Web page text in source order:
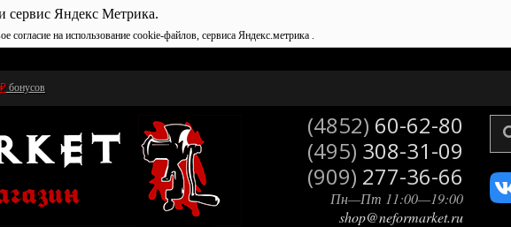
сервис Яндекс Метрика.
согласие на использование cookie-файлов, сервиса Яндекс.метрика .
₽ бонусов
(4852) 60-62-80
(495) 308-31-09
(909) 277-36-66
Пн—Пт 11:00—19:00
shop@neformarket.ru